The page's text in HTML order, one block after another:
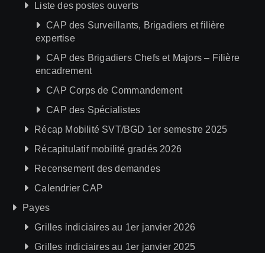
Liste des postes ouverts
CAP des Surveillants, Brigadiers et filière
expertise
CAP des Brigadiers Chefs et Majors – Filière
encadrement
CAP Corps de Commandement
CAP des Spécialistes
Récap Mobilité SVT/BGD 1er semestre 2025
Récapitulatif mobilité gradés 2026
Recensement des demandes
Calendrier CAP
Payes
Grilles indiciaires au 1er janvier 2026
Grilles indiciaires au 1er janvier 2025